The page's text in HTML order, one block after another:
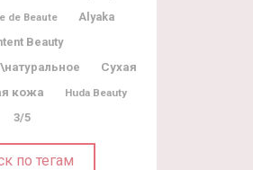
de Beaute
Alyaka
Beauty
Сухая
кожа Huda Beauty
3/5
по тегам